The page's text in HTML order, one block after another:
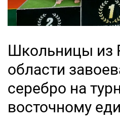
Школьницы из
области
серебро на
восточному